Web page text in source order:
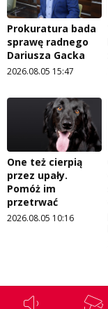
Prokuratura bada
sprawę radnego
Dariusza Gacka
2026.08.05 15:47
One też cierpią
przez upały.
Pomóż im
przetrwać
2026.08.05 10:16